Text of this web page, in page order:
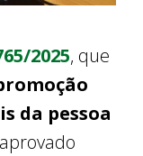
2025, que
da pessoa